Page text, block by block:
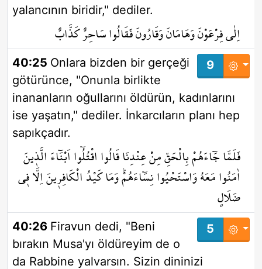
yalancının biridir," dediler.
اِلٰى فِرْعَوْنَ وَهَامَانَ وَقَارُونَ فَقَالُوا سَاحِرٌ كَذَّابٌ
9
40:25 Onlara bizden bir gerçeği
götürünce, "Onunla birlikte
inananların oğullarını öldürün, kadınlarını
ise yaşatın," dediler. İnkarcıların planı hep
sapıkçadır.
فَلَمَّا جَٓاءَهُمْ بِالْحَقِّ مِنْ عِنْدِنَا قَالُوا اقْتُلُٓوا اَبْنَٓاءَ الَّذ۪ينَ
اٰمَنُوا مَعَهُ وَاسْتَحْيُوا نِسَٓاءَهُمْۜ وَمَا كَيْدُ الْكَافِر۪ينَ اِلَّا ف۪ي
ضَلَالٍ
5
40:26 Firavun dedi, "Beni
bırakın Musa'yı öldüreyim de o
da Rabbine yalvarsın. Sizin dininizi